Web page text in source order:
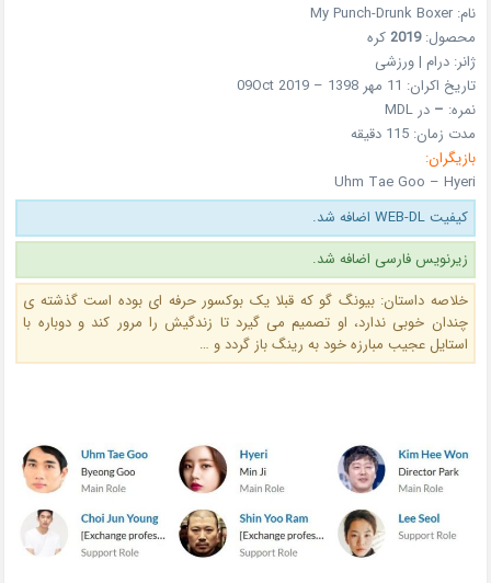
نام: My Punch-Drunk Boxer
محصول:2019 کره
ژانر: درام | ورزشی
تاریخ اکران: 11 مهر 1398 – 09Oct 2019
نمره: – در MDL
مدت زمان: 115 دقیقه
بازیگران:
Uhm Tae Goo – Hyeri
کیفیت WEB-DL اضافه شد.
زیرنویس فارسی اضافه شد.
خلاصه داستان: بیونگ گو که قبلا یک بوکسور حرفه ای بوده است گذشته ی
چندان خوبی ندارد، او تصمیم می گیرد تا زندگیش را مرور کند و دوباره با
استایل عجیب مبارزه خود به رینگ باز گردد و …